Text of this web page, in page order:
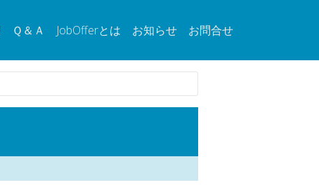
Ｑ＆Ａ JobOfferとは お知らせ お問合せ